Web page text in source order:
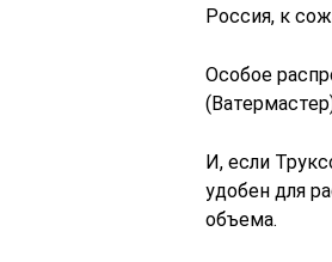
Россия, к
Особое
И, если
удобен для
объема.